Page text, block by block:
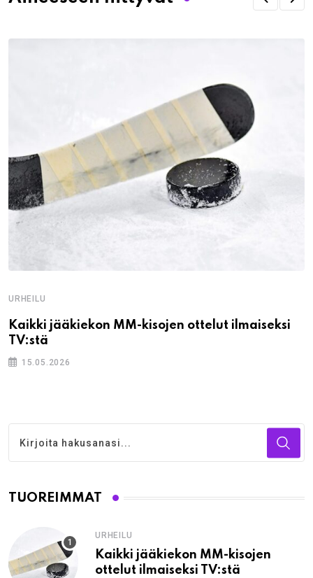
URHEILU
Kaikki jääkiekon MM-kisojen ottelut ilmaiseksi
TV:stä
15.05.2026
TUOREIMMAT
URHEILU
Kaikki jääkiekon MM-kisojen
ottelut ilmaiseksi TV:stä